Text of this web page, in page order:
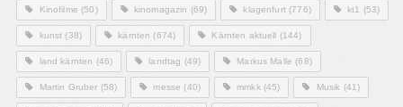
Kinofilme (50) kinomagazin (69) klagenfurt(776) kt1 (53)
kunst (38) kärnten (674) Kärnten aktuell (144)
land kärnten (46) landtag (49) Markus Malle (68)
Martin Gruber (58) messe (40) mmkk(45) Musik (41)